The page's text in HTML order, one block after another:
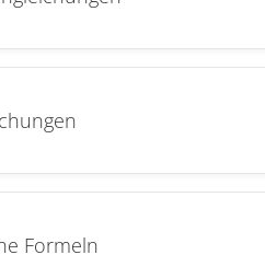
Formeln